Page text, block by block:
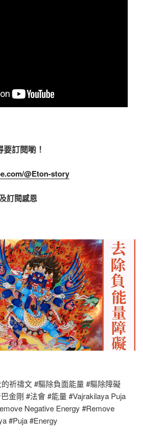
訂閱喲！
@Eton-story
訂閱感恩
祈禱文 #驅除負面能量 #驅除障礙
金剛 #法會 #能量 #Vajrakilaya Puja
Negative Energy #Remove
#Puja #Energy